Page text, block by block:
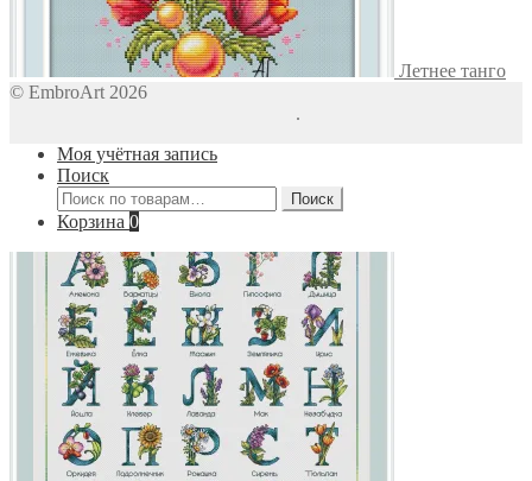
Летнее танго
© EmbroArt 2026
.
Моя учётная запись
Поиск
Искать:
Поиск
Корзина 0